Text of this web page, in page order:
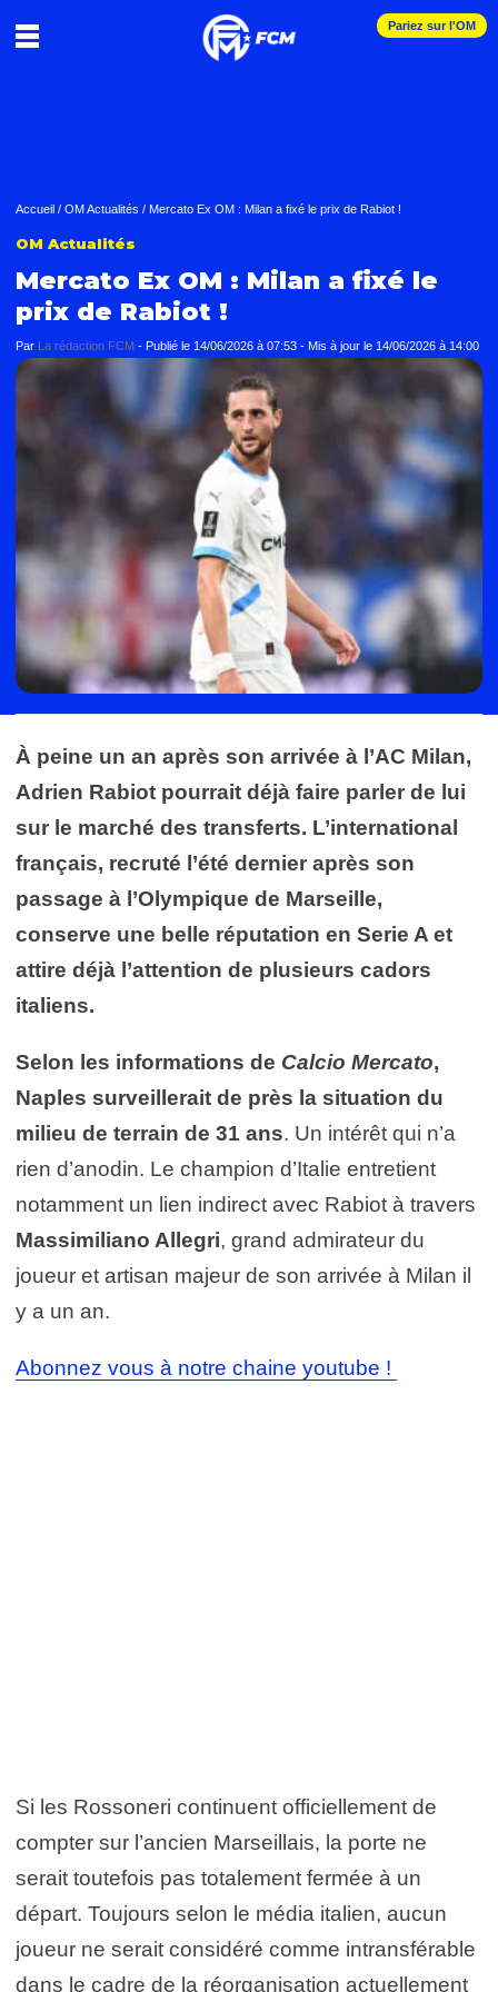
Pariez sur l'OM
Accueil / OM Actualités / Mercato Ex OM : Milan a fixé le prix de Rabiot !
OM Actualités
Mercato Ex OM : Milan a fixé le
prix de Rabiot !
Par La rédaction FCM - Publié le 14/06/2026 à 07:53 - Mis à jour le 14/06/2026 à 14:00
À peine un an après son arrivée à l’AC Milan,
Adrien Rabiot pourrait déjà faire parler de lui
sur le marché des transferts. L’international
français, recruté l’été dernier après son
passage à l’Olympique de Marseille,
conserve une belle réputation en Serie A et
attire déjà l’attention de plusieurs cadors
italiens.
Selon les informations de Calcio Mercato,
Naples surveillerait de près la situation du
milieu de terrain de 31 ans. Un intérêt qui n’a
rien d’anodin. Le champion d’Italie entretient
notamment un lien indirect avec Rabiot à travers
Massimiliano Allegri, grand admirateur du
joueur et artisan majeur de son arrivée à Milan il
y a un an.
Abonnez vous à notre chaine youtube !
Si les Rossoneri continuent officiellement de
compter sur l’ancien Marseillais, la porte ne
serait toutefois pas totalement fermée à un
départ. Toujours selon le média italien, aucun
joueur ne serait considéré comme intransférable
dans le cadre de la réorganisation actuellement